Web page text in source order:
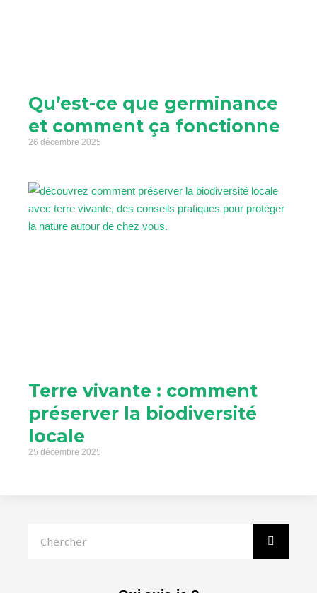
Qu’est-ce que germinance
et comment ça fonctionne
26 décembre 2025
Terre vivante : comment
préserver la biodiversité
locale
25 décembre 2025